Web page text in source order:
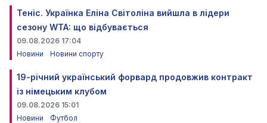
Теніс. Українка Еліна Світоліна вийшла в лідери
сезону WTA: що відбувається
09.08.2026 17:04
Новини
Новини спорту
19-річний український форвард продовжив контракт
із німецьким клубом
09.08.2026 15:01
Новини
Футбол